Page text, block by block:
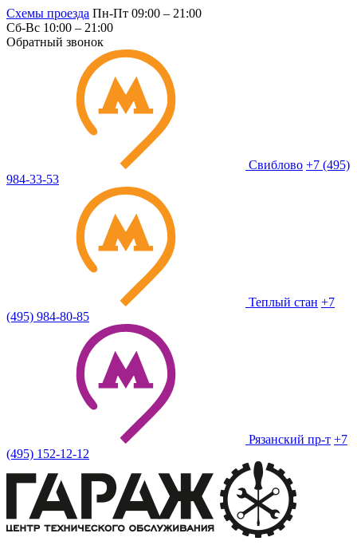
Схемы проезда Пн-Пт 09:00 – 21:00
Сб-Вс 10:00 – 21:00
Обратный звонок
Свиблово +7 (495)
984-33-53
Теплый стан +7
(495) 984-80-85
Рязанский пр-т +7
(495) 152-12-12